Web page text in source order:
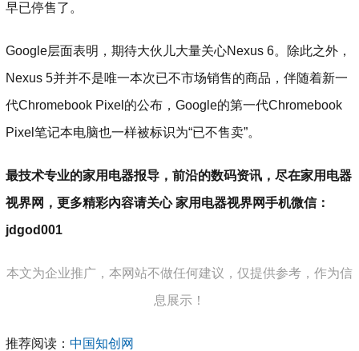
早已停售了。
Google层面表明，期待大伙儿大量关心Nexus 6。除此之外，
Nexus 5并并不是唯一本次已不市场销售的商品，伴随着新一
代Chromebook Pixel的公布，Google的第一代Chromebook
Pixel笔记本电脑也一样被标识为“已不售卖”。
最技术专业的家用电器报导，前沿的数码资讯，尽在家用电器
视界网，更多精彩內容请关心 家用电器视界网手机微信：
jdgod001
本文为企业推广，本网站不做任何建议，仅提供参考，作为信
息展示！
推荐阅读：中国知创网